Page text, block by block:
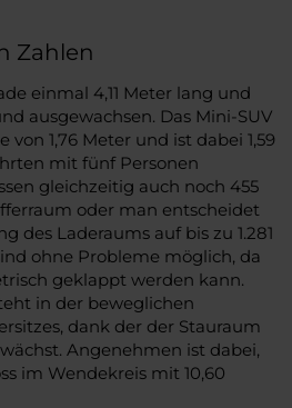
Zahlen
einmal 4,11 Meter lang und
ausgewachsen. Das Mini-SUV
1,76 Meter und ist dabei 1,59
mit fünf Personen
gleichzeitig auch noch 455
oder man entscheidet
des Laderaums auf bis zu 1.281
ohne Probleme möglich, da
geklappt werden kann.
in der beweglichen
dank der der Stauraum
Angenehmen ist dabei,
im Wendekreis mit 10,60